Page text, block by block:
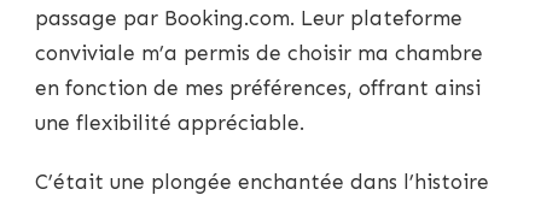
passage par Booking.com. Leur plateforme
conviviale m’a permis de choisir ma chambre
en fonction de mes préférences, offrant ainsi
une flexibilité appréciable.
C’était une plongée enchantée dans l’histoire